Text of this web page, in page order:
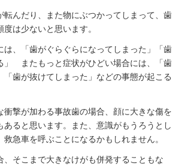
転んだり、また物にぶつかってしまって、歯
は少ないと思います。
は、「歯がぐらぐらになってしまった」「歯
」 またもっと症状がひどい場合には、「歯
「歯が抜けてしまった」などの事態が起こる
衝撃が加わる事故歯の場合、顔に大きな傷を
あると思います。また、意識がもうろうとし
急車を呼ぶことになるかもしれません。
、そこまで大きなけがも併発することもな